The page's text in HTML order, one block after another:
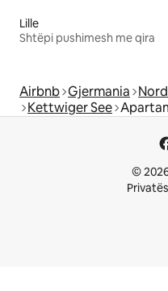
Lille
Shtëpi pushimesh me qira
Airbnb Gjermania
Kettwiger See
©